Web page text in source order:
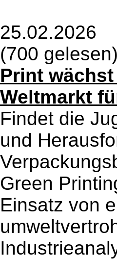
25.02.2026
(700 gelesen)
Print
Weltmarkt
Findet die
und
Green
Einsatz von